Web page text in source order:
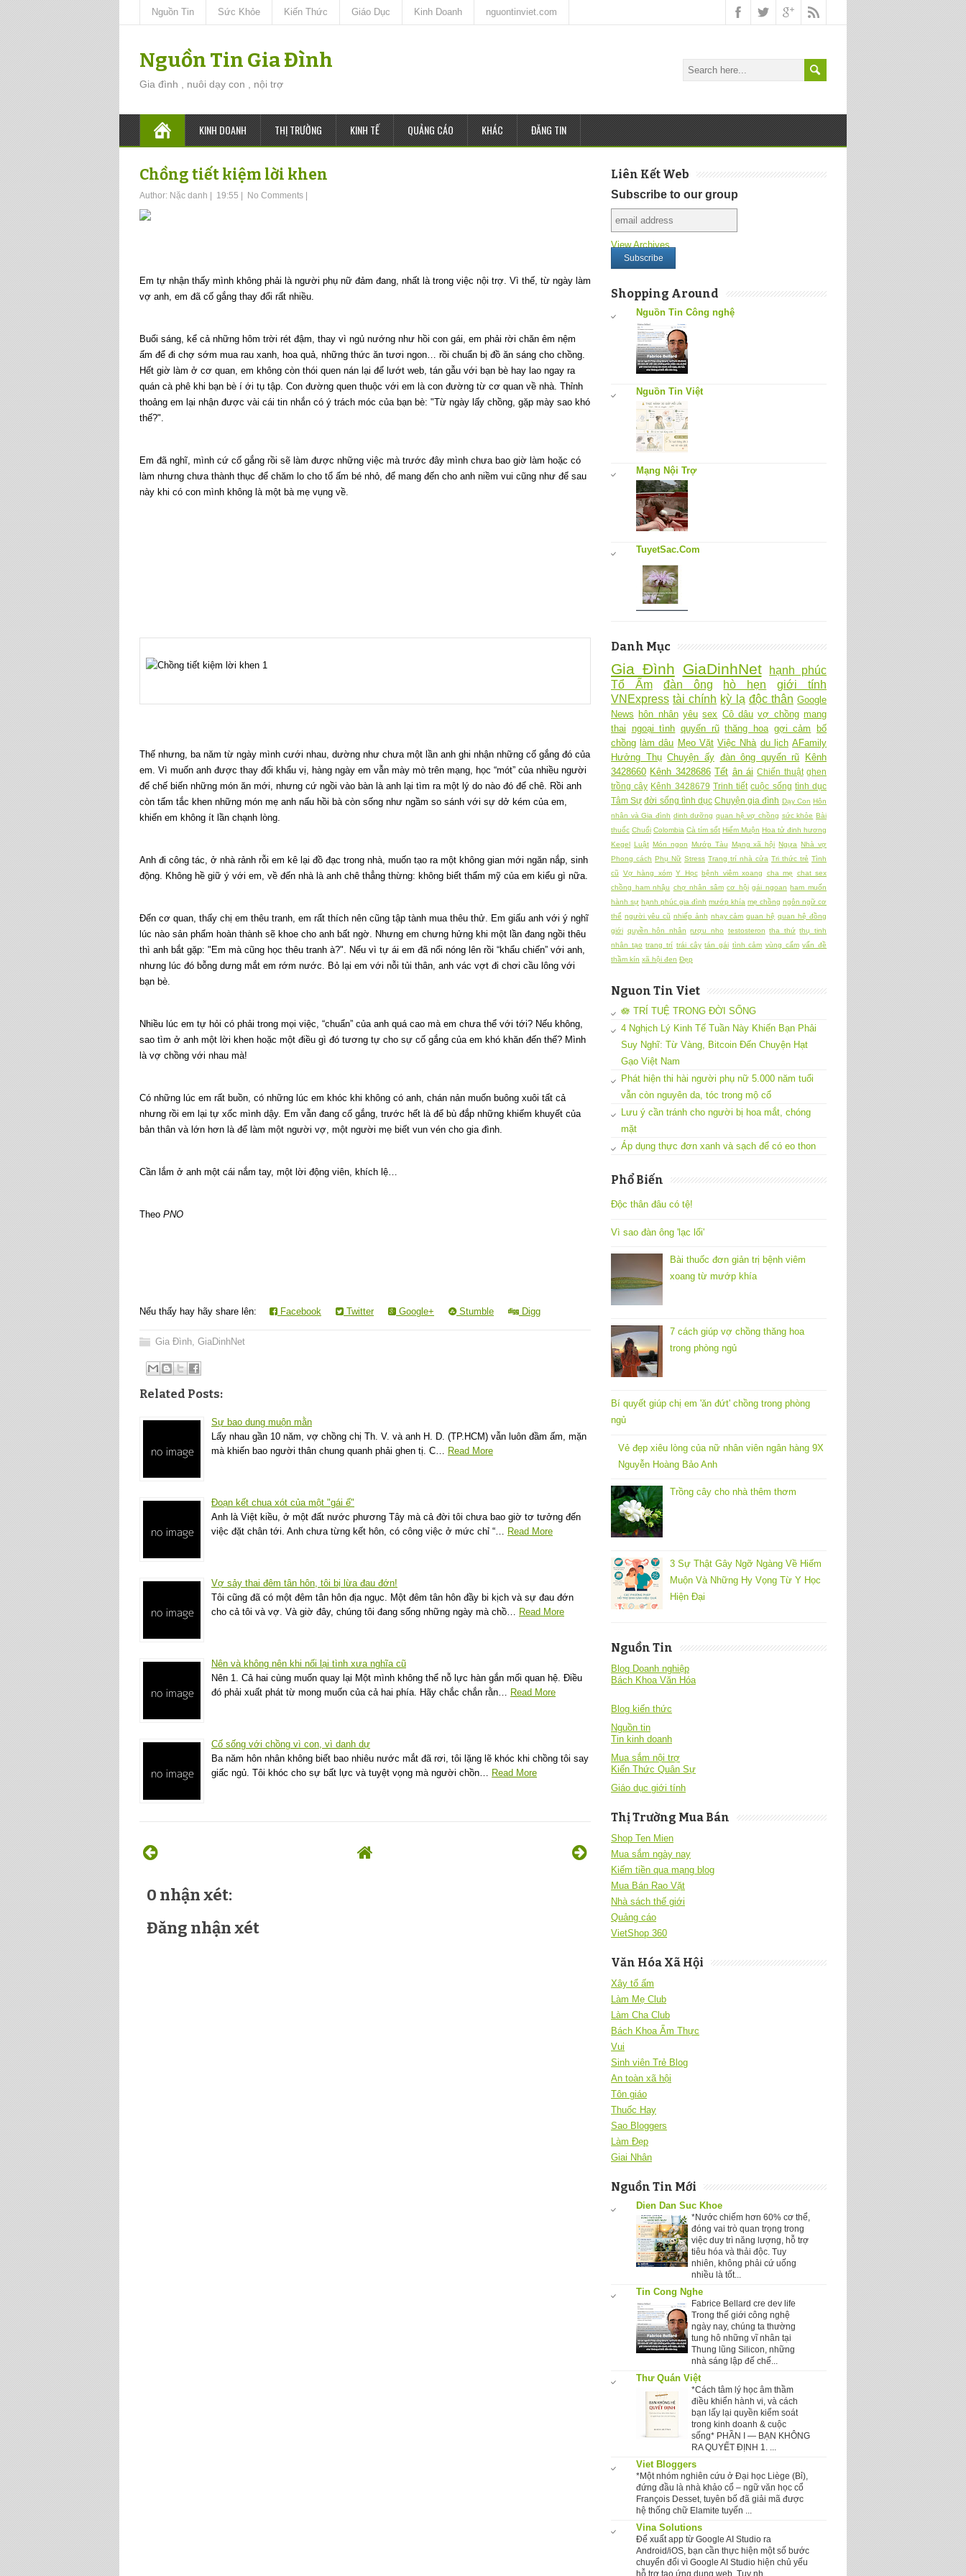
Nguồn Tin Sức Khỏe Kiến Thức Giáo Dục Kinh Doanh nguontinviet.com
Nguồn Tin Gia Đình
Gia đình , nuôi dạy con , nội trợ
KINH DOANH THỊ TRƯỜNG KINH TẾ QUẢNG CÁO KHÁC ĐĂNG TIN
Chồng tiết kiệm lời khen
Author: Nặc danh 19:55 No Comments
Em tự nhận thấy mình không phải là người phụ nữ đảm đang, nhất là trong việc nội trợ. Vì thế, từ ngày làm
vợ anh, em đã cố gắng thay đổi rất nhiều.
Buổi sáng, kể cả những hôm trời rét đậm, thay vì ngủ nướng như hồi con gái, em phải rời chăn êm nệm
ấm để đi chợ sớm mua rau xanh, hoa quả, những thức ăn tươi ngon… rồi chuẩn bị đồ ăn sáng cho chồng.
Hết giờ làm ở cơ quan, em không còn thói quen nán lại để lướt web, tán gẫu với bạn bè hay lao ngay ra
quán cà phê khi bạn bè í ới tụ tập. Con đường quen thuộc với em là con đường từ cơ quan về nhà. Thỉnh
thoảng em lại nhận được vài cái tin nhắn có ý trách móc của bạn bè: "Từ ngày lấy chồng, gặp mày sao khó
thế?".
Em đã nghĩ, mình cứ cố gắng rồi sẽ làm được những việc mà trước đây mình chưa bao giờ làm hoặc có
làm nhưng chưa thành thục để chăm lo cho tổ ấm bé nhỏ, để mang đến cho anh niềm vui cũng như để sau
này khi có con mình không là một bà mẹ vụng về.
Thế nhưng, ba năm từ ngày mình cưới nhau, dường như chưa một lần anh ghi nhận những cố gắng đó của
em. Vì muốn anh được thay đổi khẩu vị, hàng ngày em vẫn mày mò trên mạng, học “mót” của nhiều người
để chế biến những món ăn mới, nhưng cứ ngồi vào bàn là anh lại tìm ra một lý do nào đó để chê. Rồi anh
còn tấm tắc khen những món mẹ anh nấu hồi bà còn sống như ngầm so sánh với sự dở kém của em,
khiến em không ít lần chạnh lòng.
Anh đi công tác, ở nhà rảnh rỗi em kê lại đồ đạc trong nhà, muốn tạo ra một không gian mới ngăn nắp, sinh
động. Không hề giữ ý với em, về đến nhà là anh chê thẳng thừng: không biết thẩm mỹ của em kiểu gì nữa.
Đến cơ quan, thấy chị em thêu tranh, em rất thích nên cũng tập tành mua thêu thử. Em giấu anh với ý nghĩ
lúc nào sản phẩm hoàn thành sẽ khoe cho anh bất ngờ. Nhưng em chưng hửng khi một lần đang ngồi thêu
thì anh bắt gặp: "Em mà cũng học thêu tranh à?". Nếu vì tự ái em đã nổi nóng lên rồi “khẩu chiến” với anh,
nhưng lúc đó bỗng dưng mắt em rớm nước. Bỏ lại em với nỗi tủi thân, anh vác vợt đi chơi cầu lông với
bạn bè.
Nhiều lúc em tự hỏi có phải trong mọi việc, “chuẩn” của anh quá cao mà em chưa thể với tới? Nếu không,
sao tìm ở anh một lời khen hoặc một điều gì đó tương tự cho sự cố gắng của em khó khăn đến thế? Mình
là vợ chồng với nhau mà!
Có những lúc em rất buồn, có những lúc em khóc khi không có anh, chán nản muốn buông xuôi tất cả
nhưng rồi em lại tự xốc mình dậy. Em vẫn đang cố gắng, trước hết là để bù đắp những khiếm khuyết của
bản thân và lớn hơn là để làm một người vợ, một người mẹ biết vun vén cho gia đình.
Cần lắm ở anh một cái nắm tay, một lời động viên, khích lệ…
Theo PNO
Nếu thấy hay hãy share lên: Facebook Twitter Google+ Stumble Digg
Gia Đình, GiaDinhNet
Related Posts:
Sự bao dung muộn mằn
Lấy nhau gần 10 năm, vợ chồng chị Th. V. và anh H. D. (TP.HCM) vẫn luôn đầm ấm, mặn
mà khiến bao người thân chung quanh phải ghen tị. C…
Read More
Đoạn kết chua xót của một "gái ế"
Anh là Việt kiều, ở một đất nước phương Tây mà cả đời tôi chưa bao giờ tơ tưởng đến
việc đặt chân tới. Anh chưa từng kết hôn, có công việc ở mức chỉ “…
Read More
Vợ sảy thai đêm tân hôn, tôi bị lừa đau đớn!
Tôi cũng đã có một đêm tân hôn địa ngục. Một đêm tân hôn đầy bi kịch và sự đau đớn
cho cả tôi và vợ. Và giờ đây, chúng tôi đang sống những ngày mà chồ…
Read More
Nên và không nên khi nối lại tình xưa nghĩa cũ
Nên 1. Cả hai cùng muốn quay lại Một mình không thể nỗ lực hàn gắn mối quan hệ. Điều
đó phải xuất phát từ mong muốn của cả hai phía. Hãy chắc chắn rằn…
Read More
Cố sống với chồng vì con, vì danh dự
Ba năm hôn nhân không biết bao nhiêu nước mắt đã rơi, tôi lặng lẽ khóc khi chồng tôi say
giấc ngủ. Tôi khóc cho sự bất lực và tuyệt vọng mà người chồn…
Read More
0 nhận xét:
Đăng nhận xét
Liên Kết Web
Subscribe to our group
View Archives
Shopping Around
Nguồn Tin Công nghệ
Nguồn Tin Việt
Mạng Nội Trợ
TuyetSac.Com
Danh Mục
Gia Đình GiaDinhNet
hạnh phúc
Tổ Ấm
đàn ông hò hẹn
giới tính
VNExpress tài chính kỳ lạ độc thân Google
News hôn nhân yêu sex Cô dâu vợ chồng mang
thai ngoại tình quyến rũ thăng hoa gợi cảm
bố
chồng làm dâu Mẹo Vặt Việc Nhà du lịch AFamily
Hưởng Thụ Chuyện ấy đàn ông quyến rũ
Kênh
3428660 Kênh 3428686 Tết ân ái Chiến thuật ghen
trồng cây Kênh 3428679 Trinh tiết cuộc sống tình dục
Tâm Sự đời sống tình dục Chuyện gia đình Dạy Con Hôn
nhân và Gia đình dinh dưỡng quan hệ vợ chồng sức khỏe Bài
thuốc Chuối Colombia Cà tím sốt Hiếm Muộn Hoa tử đinh hương
Kegel Luật Món ngon Mướp Tàu Mạng xã hội Ngựa Nhà vợ
Phong cách Phụ Nữ Stress Trang trí nhà cửa Tri thức trẻ Tình
cũ
Vợ hàng xóm Y Học bệnh viêm xoang cha mẹ
chat sex
chồng ham nhậu chợ nhân sâm cơ hội gái ngoan ham muốn
hành sự hạnh phúc gia đình mướp khía mẹ chồng ngôn ngữ cơ
thể người yêu cũ nhiếp ảnh nhạy cảm quan hệ quan hệ đồng
giới quyền hôn nhân rượu nho testosteron tha thứ thụ tinh
nhân tạo trang trí trái cây tán gái tình cảm vùng cấm vấn đề
thầm kín xã hội đen Đẹp
Nguon Tin Viet
🪷 TRÍ TUỆ TRONG ĐỜI SỐNG
4 Nghịch Lý Kinh Tế Tuần Này Khiến Bạn Phải
Suy Nghĩ: Từ Vàng, Bitcoin Đến Chuyện Hạt
Gạo Việt Nam
Phát hiện thi hài người phụ nữ 5.000 năm tuổi
vẫn còn nguyên da, tóc trong mộ cổ
Lưu ý cần tránh cho người bị hoa mắt, chóng
mặt
Áp dụng thực đơn xanh và sạch để có eo thon
Phổ Biến
Độc thân đâu có tệ!
Vì sao đàn ông 'lạc lối'
Bài thuốc đơn giản trị bệnh viêm
xoang từ mướp khía
7 cách giúp vợ chồng thăng hoa
trong phòng ngủ
Bí quyết giúp chị em 'ăn đứt' chồng trong phòng
ngủ
Vẻ đẹp xiêu lòng của nữ nhân viên ngân hàng 9X
Nguyễn Hoàng Bảo Anh
Trồng cây cho nhà thêm thơm
3 Sự Thật Gây Ngỡ Ngàng Về Hiếm
Muộn Và Những Hy Vọng Từ Y Học
Hiện Đại
Nguồn Tin
Blog Doanh nghiệp
Bách Khoa Văn Hóa
Blog kiến thức
Nguồn tin
Tin kinh doanh
Mua sắm nội trợ
Kiến Thức Quân Sự
Giáo dục giới tính
Thị Trường Mua Bán
Shop Ten Mien
Mua sắm ngày nay
Kiếm tiền qua mạng blog
Mua Bán Rao Vặt
Nhà sách thế giới
Quảng cáo
VietShop 360
Văn Hóa Xã Hội
Xây tổ ấm
Làm Mẹ Club
Làm Cha Club
Bách Khoa Ẩm Thực
Vui
Sinh viên Trẻ Blog
An toàn xã hội
Tôn giáo
Thuốc Hay
Sao Bloggers
Làm Đẹp
Giai Nhân
Nguồn Tin Mới
Dien Dan Suc Khoe
*Nước chiếm hơn 60% cơ thể,
đóng vai trò quan trọng trong
việc duy trì năng lượng, hỗ trợ
tiêu hóa và thải độc. Tuy
nhiên, không phải cứ uống
nhiều là tốt...
Tin Cong Nghe
Fabrice Bellard cre dev life
Trong thế giới công nghệ
ngày nay, chúng ta thường
tung hô những vĩ nhân tại
Thung lũng Silicon, những
nhà sáng lập đế chế...
Thư Quán Việt
*Cách tâm lý học âm thầm
điều khiển hành vi, và cách
bạn lấy lại quyền kiểm soát
trong kinh doanh & cuộc
sống* PHẦN I — BẠN KHÔNG
RA QUYẾT ĐỊNH 1. ...
Viet Bloggers
*Một nhóm nghiên cứu ở Đại học Liège (Bỉ),
đứng đầu là nhà khảo cổ – ngữ văn học cổ
François Desset, tuyên bố đã giải mã được
hệ thống chữ Elamite tuyến ...
Vina Solutions
Để xuất app từ Google AI Studio ra
Android/iOS, bạn cần thực hiện một số bước
chuyển đổi vì Google AI Studio hiện chủ yếu